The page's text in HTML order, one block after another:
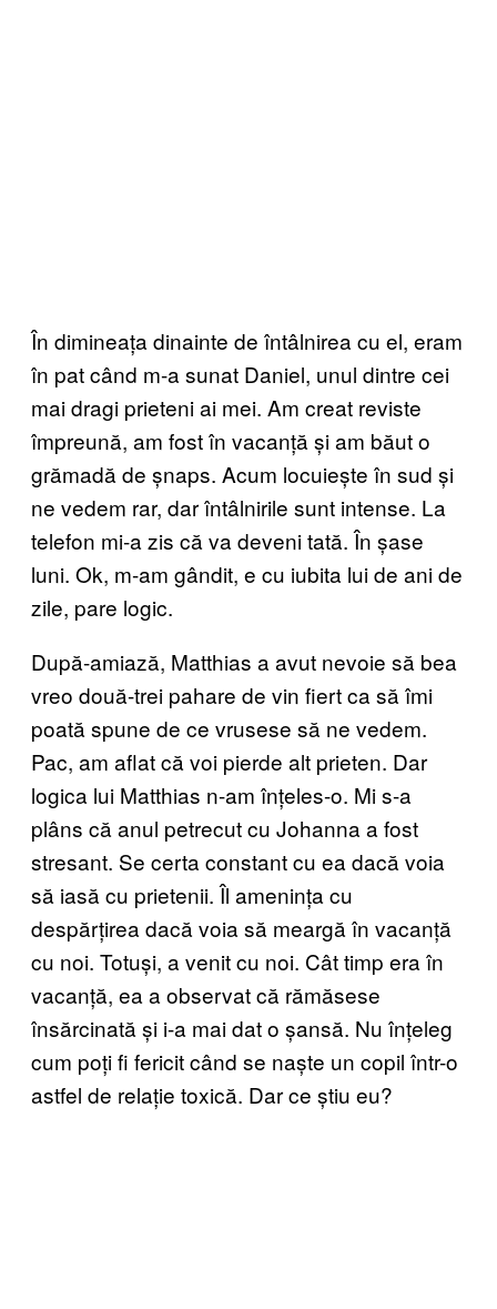
În dimineața dinainte de întâlnirea cu el, eram
în pat când m-a sunat Daniel, unul dintre cei
mai dragi prieteni ai mei. Am creat reviste
împreună, am fost în vacanță și am băut o
grămadă de șnaps. Acum locuiește în sud și
ne vedem rar, dar întâlnirile sunt intense. La
telefon mi-a zis că va deveni tată. În șase
luni. Ok, m-am gândit, e cu iubita lui de ani de
zile, pare logic.
După-amiază, Matthias a avut nevoie să bea
vreo două-trei pahare de vin fiert ca să îmi
poată spune de ce vrusese să ne vedem.
Pac, am aflat că voi pierde alt prieten. Dar
logica lui Matthias n-am înțeles-o. Mi s-a
plâns că anul petrecut cu Johanna a fost
stresant. Se certa constant cu ea dacă voia
să iasă cu prietenii. Îl amenința cu
despărțirea dacă voia să meargă în vacanță
cu noi. Totuși, a venit cu noi. Cât timp era în
vacanță, ea a observat că rămăsese
însărcinată și i-a mai dat o șansă. Nu înțeleg
cum poți fi fericit când se naște un copil într-o
astfel de relație toxică. Dar ce știu eu?